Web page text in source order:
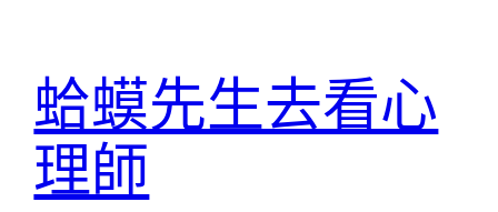
蛤蟆先生去看心
理師